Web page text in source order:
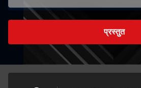
प्रस्तुत